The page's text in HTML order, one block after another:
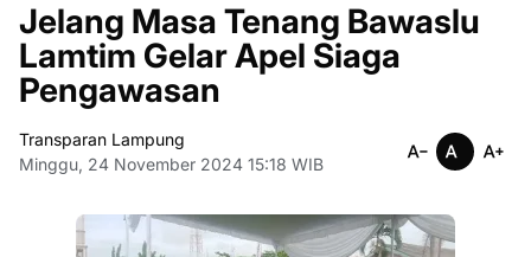
Jelang Masa Tenang Bawaslu
Lamtim Gelar Apel Siaga
Pengawasan
Transparan Lampung
Minggu, 24 November 2024 15:18 WIB